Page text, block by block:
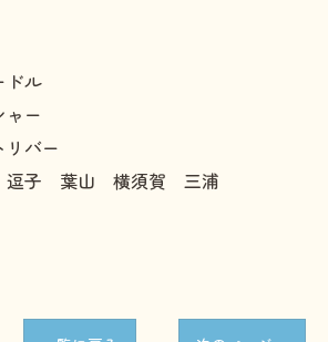
ドル
ー
バー
逗子 葉山 横須賀 三浦